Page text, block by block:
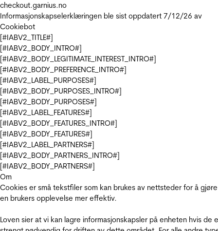
checkout.garnius.no
Informasjonskapselerklæringen ble sist oppdatert 7/12/26 av
Cookiebot
[#IABV2_TITLE#]
[#IABV2_BODY_INTRO#]
[#IABV2_BODY_LEGITIMATE_INTEREST_INTRO#]
[#IABV2_BODY_PREFERENCE_INTRO#]
[#IABV2_LABEL_PURPOSES#]
[#IABV2_BODY_PURPOSES_INTRO#]
[#IABV2_BODY_PURPOSES#]
[#IABV2_LABEL_FEATURES#]
[#IABV2_BODY_FEATURES_INTRO#]
[#IABV2_BODY_FEATURES#]
[#IABV2_LABEL_PARTNERS#]
[#IABV2_BODY_PARTNERS_INTRO#]
[#IABV2_BODY_PARTNERS#]
Om
Cookies er små tekstfiler som kan brukes av nettsteder for å gjøre
en brukers opplevelse mer effektiv.
Loven sier at vi kan lagre informasjonskapsler på enheten hvis de